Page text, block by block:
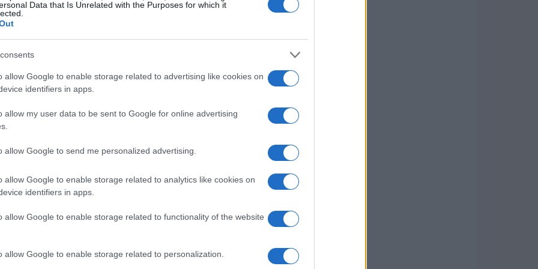
Data that Is Unrelated with the Purposes for which it
allow Google to enable storage related to advertising like cookies on
identifiers in apps.
allow my user data to be sent to Google for online advertising
allow Google to send me personalized advertising.
allow Google to enable storage related to analytics like cookies on
identifiers in apps.
allow Google to enable storage related to functionality of the website
allow Google to enable storage related to personalization.
responsabile del CAAF di
è così importante coinvolgere esperti?
aggiornate e pertinenti, rispondendo ai
un contesto dove l’informazione è
un’ottima opportunità ai pensionati per
loro futuro.
aperta a tutti, un modo per garantire un
l’incontro, oltre agli interventi dei
il pubblico. Qui, ogni partecipante potrà
creando un ambiente di
tutti.